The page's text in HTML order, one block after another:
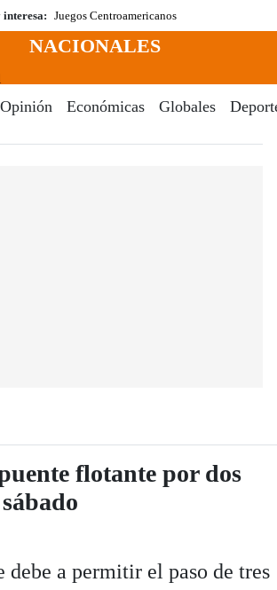
interesa: Juegos Centroamericanos
NACIONALES
Opinión Económicas Globales
flotante por dos
debe a permitir el paso de tres